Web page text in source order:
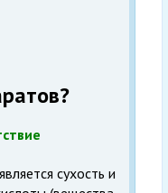
сухость и